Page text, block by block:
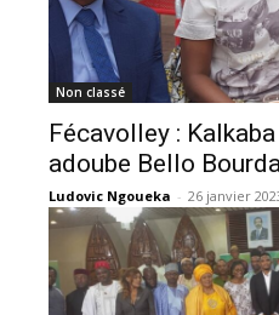
Non classé
Fécavolley :
adoube Bello
Ludovic Ngoueka - 26 janvier